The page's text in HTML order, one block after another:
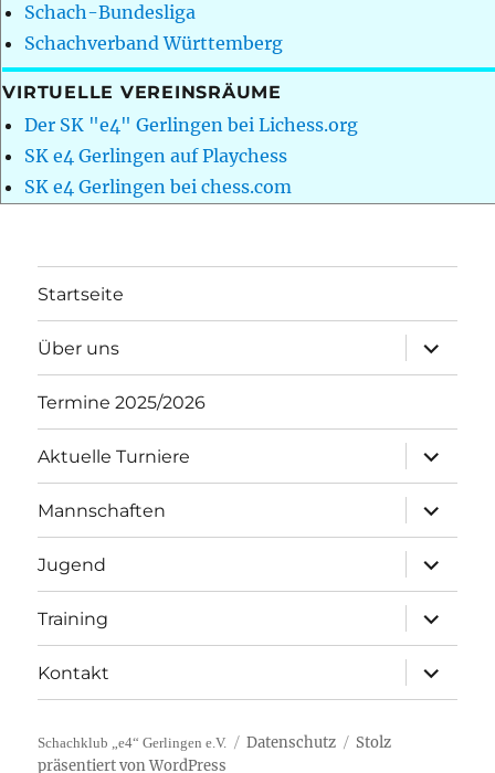
Schach-Bundesliga
Schachverband Württemberg
VIRTUELLE VEREINSRÄUME
Der SK "e4" Gerlingen bei Lichess.org
SK e4 Gerlingen auf Playchess
SK e4 Gerlingen bei chess.com
Startseite
Über uns
öffnen
Termine 2025/2026
Aktuelle Turniere
öffnen
Mannschaften
öffnen
Jugend
öffnen
Training
öffnen
Kontakt
öffnen
Schachklub „e4“ Gerlingen e.V. Datenschutz
Stolz
präsentiert von WordPress